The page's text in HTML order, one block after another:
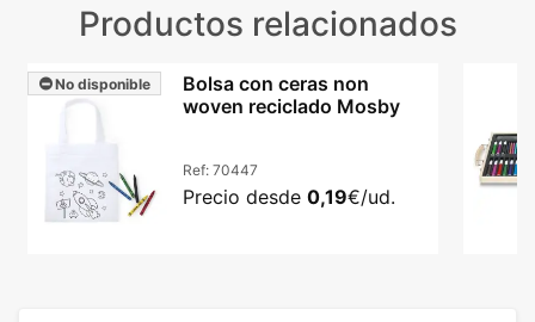
Productos relacionados
No disponible
Bolsa con ceras non
woven reciclado Mosby
Ref: 70447
Precio desde 0,19€/ud.